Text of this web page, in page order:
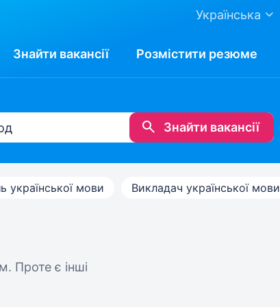
Українська
Знайти вакансії Розмістити резюме
Знайти вакансії
української мови Викладач української мови
Проте є інші